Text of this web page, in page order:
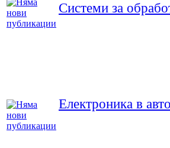
Системи за
Електроника в